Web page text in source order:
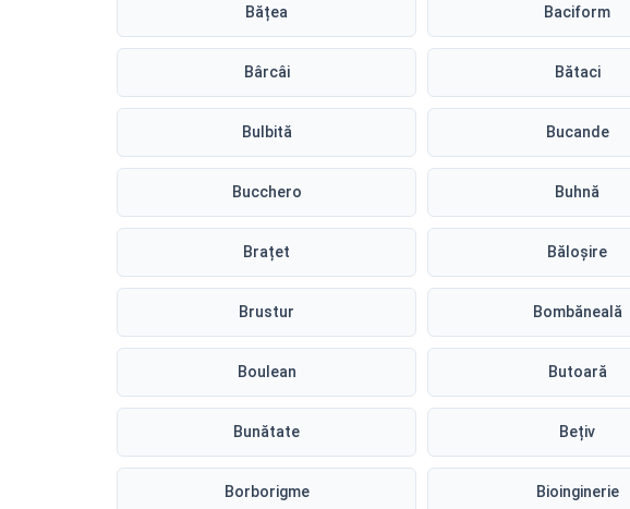
Bățea Baciform
Bârcâi Bătaci
Bulbită Bucande
Bucchero Buhnă
Brațet Băloșire
Brustur Bombăneală
Boulean Butoară
Bunătate Bețiv
Borborigme Bioinginerie